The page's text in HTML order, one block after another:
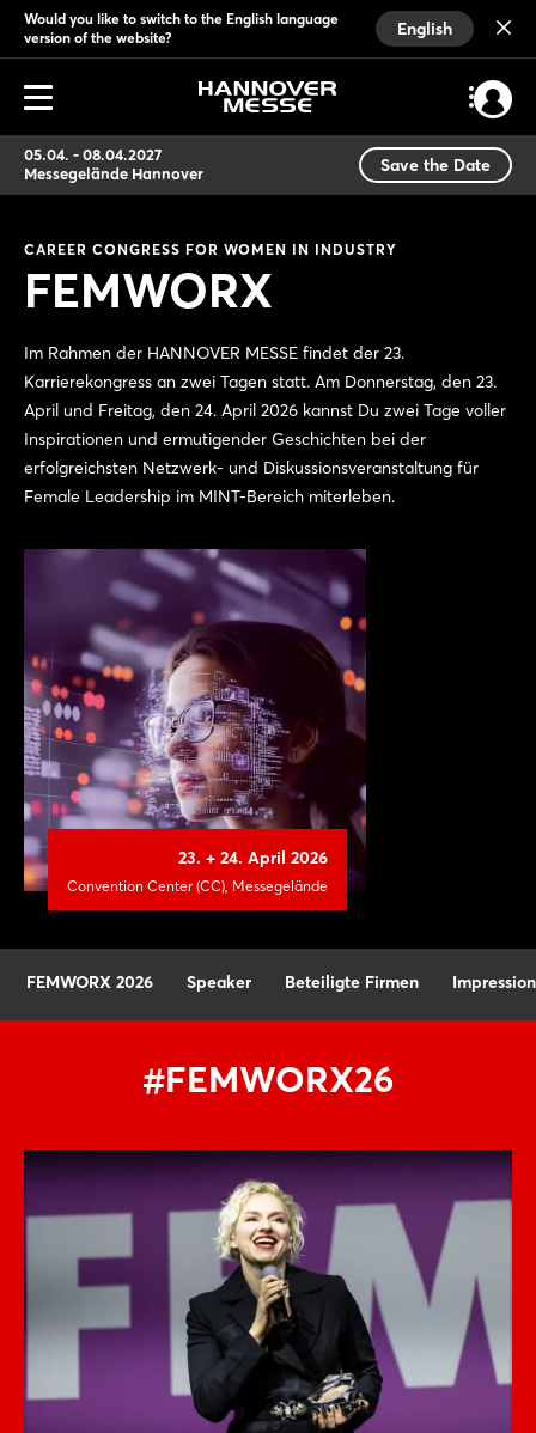
Would you like to switch to the English language
version of the website?
English
05.04. - 08.04.2027
Messegelände Hannover
Save the Date
CAREER CONGRESS FOR WOMEN IN INDUSTRY
FEMWORX
Im Rahmen der HANNOVER MESSE findet der 23.
Karrierekongress an zwei Tagen statt. Am Donnerstag, den 23.
April und Freitag, den 24. April 2026 kannst Du zwei Tage voller
Inspirationen und ermutigender Geschichten bei der
erfolgreichsten Netzwerk- und Diskussionsveranstaltung für
Female Leadership im MINT-Bereich miterleben.
23. + 24. April 2026
Convention Center (CC), Messegelände
FEMWORX 2026 Speaker Beteiligte Firmen
#FEMWORX26